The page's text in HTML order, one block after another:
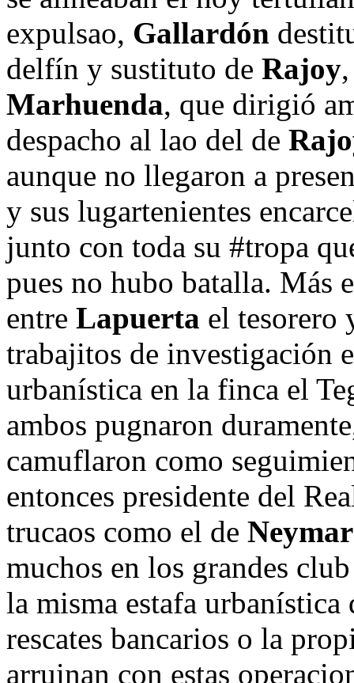
expulsao, Gallardón
delfín y sustituto de Rajoy
Marhuenda, que dirigió
despacho al lao del de
aunque no llegaron a
y sus lugartenientes
junto con toda su #tropa
pues no hubo batalla. Más
entre Lapuerta el tesorero
trabajitos de investigación
urbanística en la finca el
ambos pugnaron
camuflaron como
entonces presidente del
trucaos como el de Neymar
muchos en los grandes
la misma estafa
rescates bancarios o la
arruinan con estas